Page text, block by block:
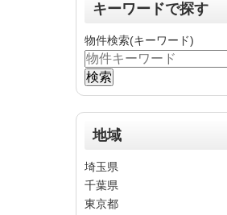
キーワードで探す
物件検索(キーワード)
地域
埼玉県
千葉県
東京都